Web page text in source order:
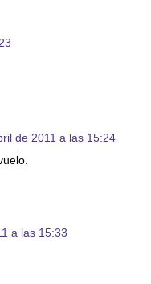
de 2011 a las 15:24
a las 15:33